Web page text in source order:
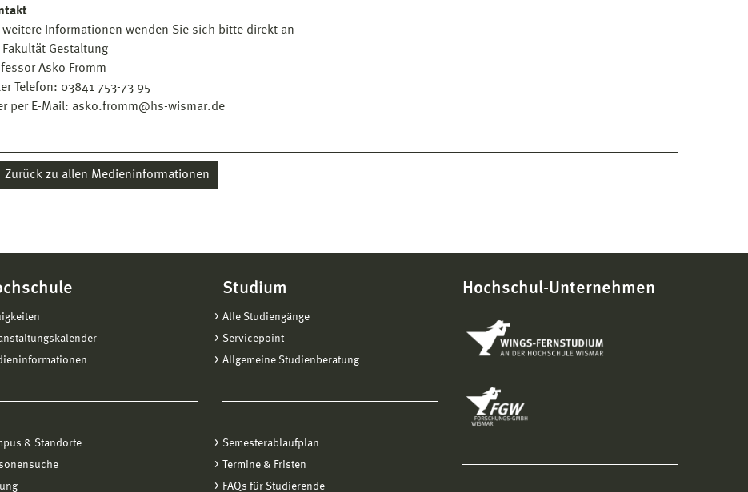
weitere Informationen wenden Sie sich bitte direkt an
Fakultät Gestaltung
Asko Fromm
Telefon: 03841 753-73 95
per E-Mail: asko.fromm@hs-wismar.de
Zurück zu allen Medieninformationen
& Standorte
Studium
Alle Studiengänge
Servicepoint
Allgemeine Studienberatung
Semesterablaufplan
Termine & Fristen
FAQs für Studierende
Hochschul-Unternehmen